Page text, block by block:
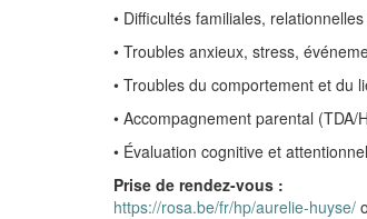
• Difficultés familiales,
• Troubles anxieux, stress,
• Troubles du comportement et du
• Accompagnement parental
• Évaluation cognitive et
Prise de rendez-vous :
https://rosa.be/fr/hp/aurelie-huyse/